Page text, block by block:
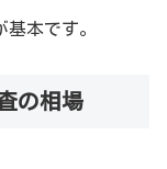
本です。
の相場